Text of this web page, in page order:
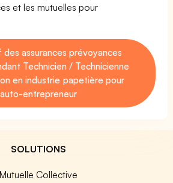
et les mutuelles pour
assurances prévoyances
Technicien / Technicienne
en industrie papetière pour
auto-entrepreneur
SOLUTIONS
Mutuelle Collective